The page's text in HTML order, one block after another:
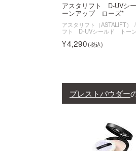
アスタリフト D-UVシ
ーンアップ ローズ*
アスタリフト（ASTALIFT）
フト D-UVシールド トー
4,290
プレストパウダー